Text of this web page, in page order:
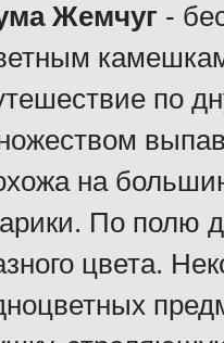
Жемчуг -
по
на
По полю
цвета.